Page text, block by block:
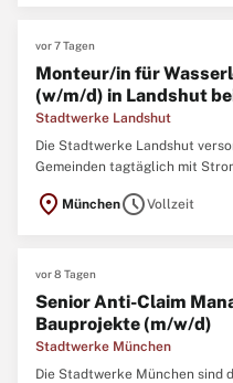
vor 7 Tagen
Monteur/in für
(w/m/d) in Landshut
Stadtwerke Landshut
Die Stadtwerke Landshut
Gemeinden tagtäglich mit
Parkhäuser, die Kläranlage,
location_on MünchenscheduleVollzeit
vor 8 Tagen
Senior Anti-Claim
Bauprojekte (m/w/d)
Stadtwerke München
Die Stadtwerke München sind